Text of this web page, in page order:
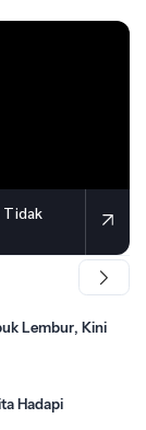
Tidak
Lembur, Kini
Hadapi